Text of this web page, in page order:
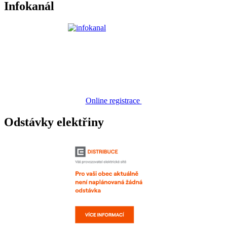
Infokanál
Online registrace
Odstávky elektřiny